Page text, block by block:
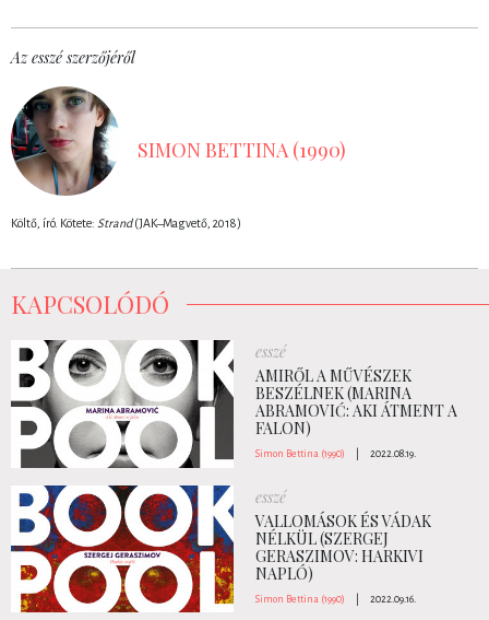
Az esszé szerzőjéről
SIMON BETTINA (1990)
Költő, író. Kötete: Strand(JAK ̶ Magvető, 2018)
KAPCSOLÓDÓ
esszé
AMIRŐL A MŰVÉSZEK
BESZÉLNEK (MARINA
ABRAMOVIĆ: AKI ÁTMENT A
FALON)
Simon Bettina (1990) 2022.08.19.
esszé
VALLOMÁSOK ÉS VÁDAK
NÉLKÜL (SZERGEJ
GERASZIMOV: HARKIVI
NAPLÓ)
Simon Bettina (1990) 2022.09.16.